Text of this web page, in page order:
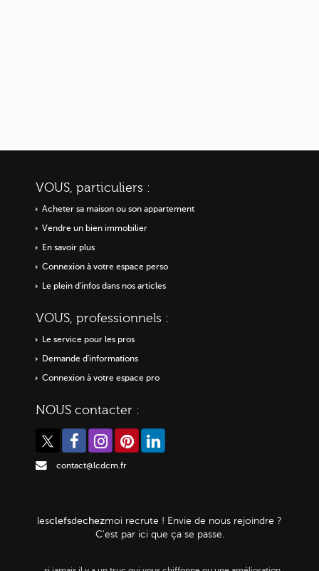
VOUS, particuliers :
Acheter sa maison ou son appartement
Vendre un bien immobilier
En savoir plus
Connexion à votre espace perso
Le plein d'infos dans nos articles
VOUS, professionnels :
Le service pour les pros
Demande d'informations
Connexion à votre espace pro
NOUS contacter :
contact@lcdcm.fr
lesclefsdechezmoi recrute ! Envie de nous rejoindre ?
C'est par ici que ça se passe.